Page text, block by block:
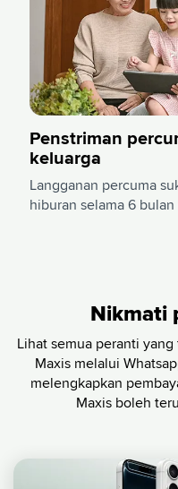
Penstriman
keluarga
Langganan percuma
hiburan selama 6
Nikmati
Lihat semua peranti
Maxis melalui
melengkapkan
Maxis boleh